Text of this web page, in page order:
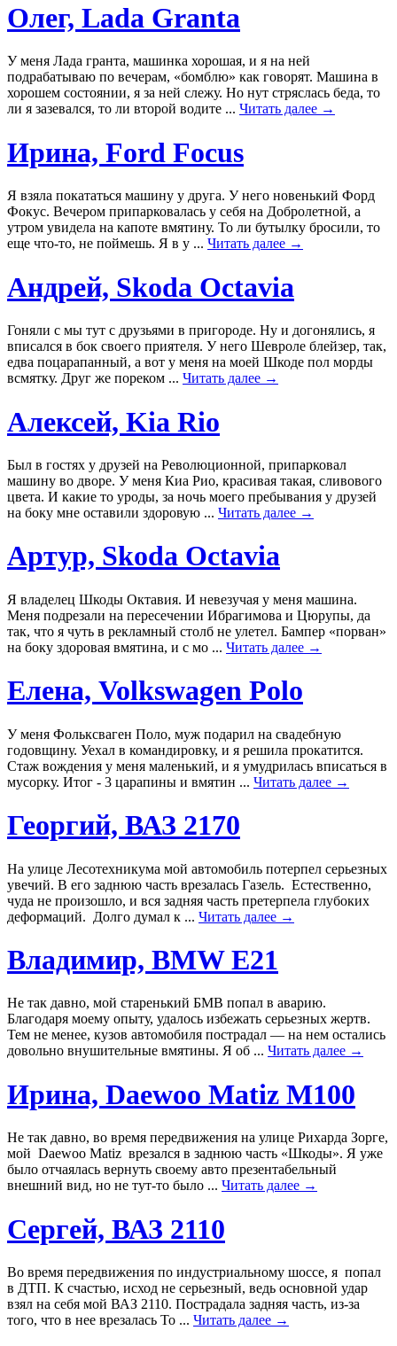
Олег, Lada Granta
У меня Лада гранта, машинка хорошая, и я на ней
подрабатываю по вечерам, «бомблю» как говорят. Машина в
хорошем состоянии, я за ней слежу. Но нут стряслась беда, то
ли я зазевался, то ли второй водите ... Читать далее →
Ирина, Ford Focus
Я взяла покататься машину у друга. У него новенький Форд
Фокус. Вечером припарковалась у себя на Добролетной, а
утром увидела на капоте вмятину. То ли бутылку бросили, то
еще что-то, не поймешь. Я в у ... Читать далее →
Андрей, Skoda Octavia
Гоняли с мы тут с друзьями в пригороде. Ну и догонялись, я
вписался в бок своего приятеля. У него Шевроле блейзер, так,
едва поцарапанный, а вот у меня на моей Шкоде пол морды
всмятку. Друг же пореком ... Читать далее →
Алексей, Kia Rio
Был в гостях у друзей на Революционной, припарковал
машину во дворе. У меня Киа Рио, красивая такая, сливового
цвета. И какие то уроды, за ночь моего пребывания у друзей
на боку мне оставили здоровую ... Читать далее →
Артур, Skoda Octavia
Я владелец Шкоды Октавия. И невезучая у меня машина.
Меня подрезали на пересечении Ибрагимова и Цюрупы, да
так, что я чуть в рекламный столб не улетел. Бампер «порван»
на боку здоровая вмятина, и с мо ... Читать далее →
Елена, Volkswagen Polo
У меня Фольксваген Поло, муж подарил на свадебную
годовщину. Уехал в командировку, и я решила прокатится.
Стаж вождения у меня маленький, и я умудрилась вписаться в
мусорку. Итог - 3 царапины и вмятин ... Читать далее →
Георгий, ВАЗ 2170
На улице Лесотехникума мой автомобиль потерпел серьезных
увечий. В его заднюю часть врезалась Газель. Естественно,
чуда не произошло, и вся задняя часть претерпела глубоких
деформаций. Долго думал к ... Читать далее →
Владимир, BMW Е21
Не так давно, мой старенький БМВ попал в аварию.
Благодаря моему опыту, удалось избежать серьезных жертв.
Тем не менее, кузов автомобиля пострадал — на нем остались
довольно внушительные вмятины. Я об ... Читать далее →
Ирина, Daewoo Matiz M100
Не так давно, во время передвижения на улице Рихарда Зорге,
мой Daewoo Matiz врезался в заднюю часть «Шкоды». Я уже
было отчаялась вернуть своему авто презентабельный
внешний вид, но не тут-то было ... Читать далее →
Сергей, ВАЗ 2110
Во время передвижения по индустриальному шоссе, я попал
в ДТП. К счастью, исход не серьезный, ведь основной удар
взял на себя мой ВАЗ 2110. Пострадала задняя часть, из-за
того, что в нее врезалась То ... Читать далее →